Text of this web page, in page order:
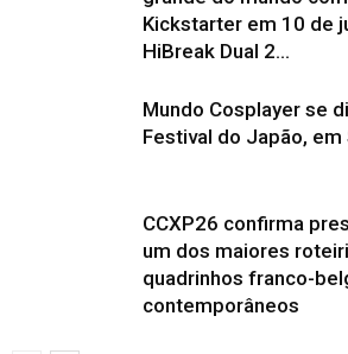
Kickstarter em 10 de
HiBreak Dual 2...
Mundo Cosplayer se
Festival do Japão, em
CCXP26 confirma
um dos maiores
quadrinhos franco-
contemporâneos